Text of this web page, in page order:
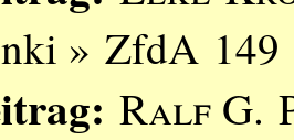
» ZfdA 149
Ralf G.